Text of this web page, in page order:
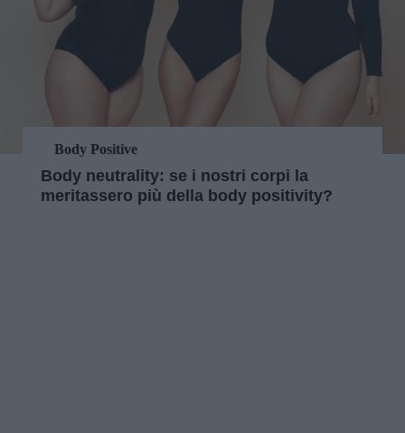
Body Positive
Body neutrality: se i nostri corpi la
meritassero più della body positivity?